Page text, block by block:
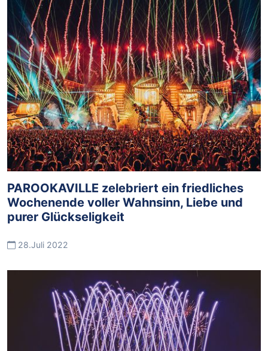
PAROOKAVILLE zelebriert ein friedliches
Wochenende voller Wahnsinn, Liebe und
purer Glückseligkeit
28.Juli 2022